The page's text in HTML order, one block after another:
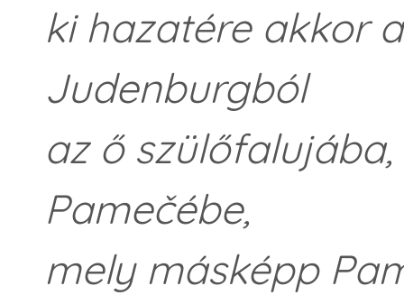
ki hazatére akkor
Judenburgból
az ő
Pamečébe,
mely másképp